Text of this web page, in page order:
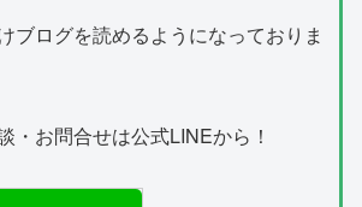
ブログを読めるようになっておりま
・お問合せは公式LINEから！